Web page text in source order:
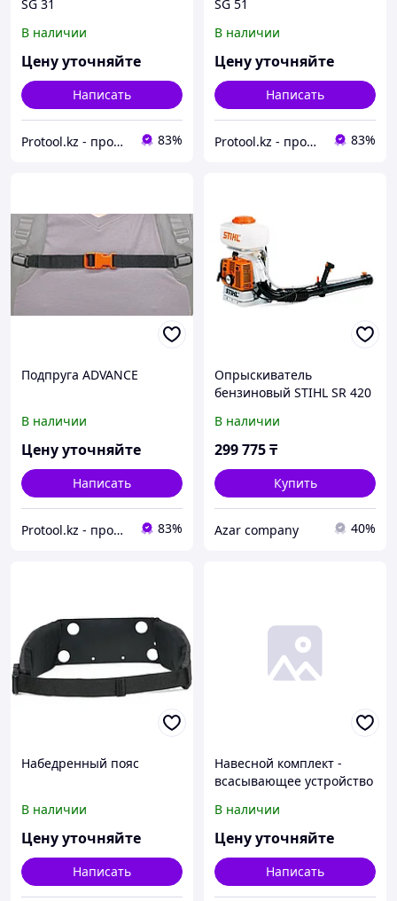
SG 31
В наличии
Цену уточняйте
Написать
Protool.kz - продажа электроинструмента, ручные строительные и садовые инструменты 83%
SG 51
В наличии
Цену уточняйте
Написать
Protool.kz - продажа электроинструмента, ручные строительные и садовые инструменты 83%
Подпруга ADVANCE
В наличии
Цену уточняйте
Написать
Protool.kz - продажа электроинструмента, ручные строительные и садовые инструменты 83%
Опрыскиватель
бензиновый STIHL SR 420
В наличии
299 775₸
Купить
Azar company 40%
Набедренный пояс
В наличии
Цену уточняйте
Написать
Навесной комплект -
всасывающее устройство
В наличии
Цену уточняйте
Написать